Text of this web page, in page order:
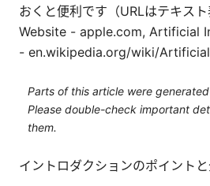
おくと便利です（URLはテキス
Website - apple.com, Artificial
- en.wikipedia.org/wiki/
Parts of this article were
Please double-check important
them.
イントロダクションのポイント